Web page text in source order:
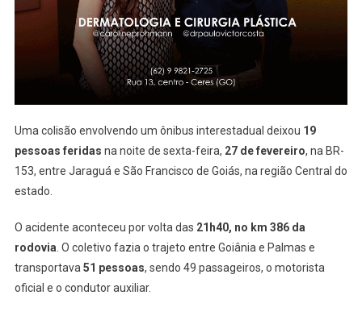
Preso
Às
Ferragens
Uma colisão envolvendo um ônibus interestadual deixou 19
pessoas feridas na noite de sexta-feira, 27 de fevereiro, na BR-
153, entre Jaraguá e São Francisco de Goiás, na região Central do
estado.
O acidente aconteceu por volta das 21h40, no km 386 da
rodovia . O coletivo fazia o trajeto entre Goiânia e Palmas e
transportava 51 pessoas, sendo 49 passageiros, o motorista
oficial e o condutor auxiliar.